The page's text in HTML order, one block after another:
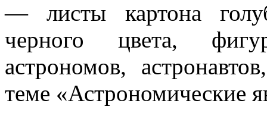
— листы картона
черного цвета,
астрономов,
теме «Астрономические